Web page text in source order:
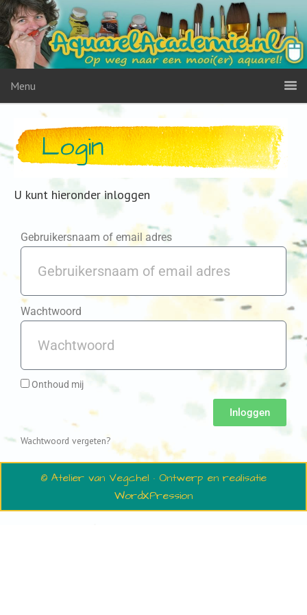
Menu
Login
U kunt hieronder inloggen
Gebruikersnaam of email adres
Wachtwoord
Onthoud mij
Inloggen
Wachtwoord vergeten?
© Atelier van Vegchel · Ontwerp en realisatie
WordXPression